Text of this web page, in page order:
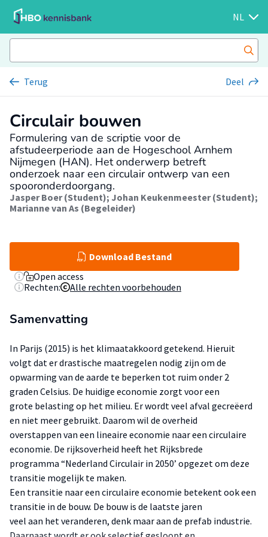
NL
Terug Deel
Circulair bouwen
Formulering van de scriptie voor de
afstudeerperiode aan de Hogeschool Arnhem
Nijmegen (HAN). Het onderwerp betreft
onderzoek naar een circulair ontwerp van een
spooronderdoorgang.
Jasper Boer (Student); Johan Keukenmeester (Student);
Marianne van As (Begeleider)
Download Bestand
Open access
Rechten:
Alle rechten voorbehouden
Samenvatting
In Parijs (2015) is het klimaatakkoord getekend. Hieruit
volgt dat er drastische maatregelen nodig zijn om de
opwarming van de aarde te beperken tot ruim onder 2
graden Celsius. De huidige economie zorgt voor een
grote belasting op het milieu. Er wordt veel afval gecreëerd
en niet meer gebruikt. Daarom wil de overheid
overstappen van een lineaire economie naar een circulaire
economie. De rijksoverheid heeft het Rijksbrede
programma “Nederland Circulair in 2050’ opgezet om deze
transitie mogelijk te maken.
Een transitie naar een circulaire economie betekent ook een
transitie in de bouw. De bouw is de laatste jaren
veel aan het veranderen, denk maar aan de prefab industrie.